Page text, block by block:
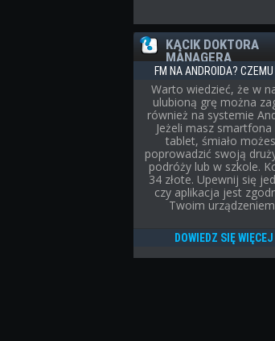
KĄCIK DOKTORA
MANAGERA
FM NA ANDROIDA? CZEMU
Warto wiedzieć, że w
ulubioną grę można
również na systemie
Jeżeli masz smartfona
tablet, śmiało
poprowadzić swoją
podróży lub w szkole.
34 złote. Upewnij się
czy aplikacja jest
Twoim
DOWIEDZ SIĘ WIĘCEJ